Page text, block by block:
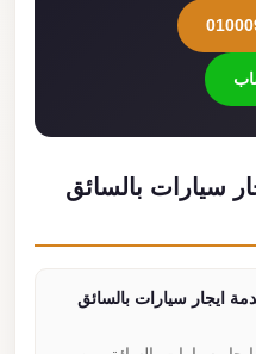
سيارات بالسائق
ايجار سيارات بالسائق